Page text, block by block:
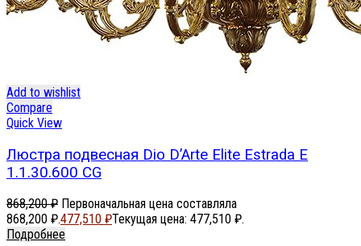
Add to wishlist
Compare
Quick View
Люстра подвесная Dio D’Arte Elite Estrada E
1.1.30.600 CG
868,200₽ Первоначальная цена составляла
868,200 ₽.477,510 ₽Текущая цена: 477,510 ₽.
Подробнее